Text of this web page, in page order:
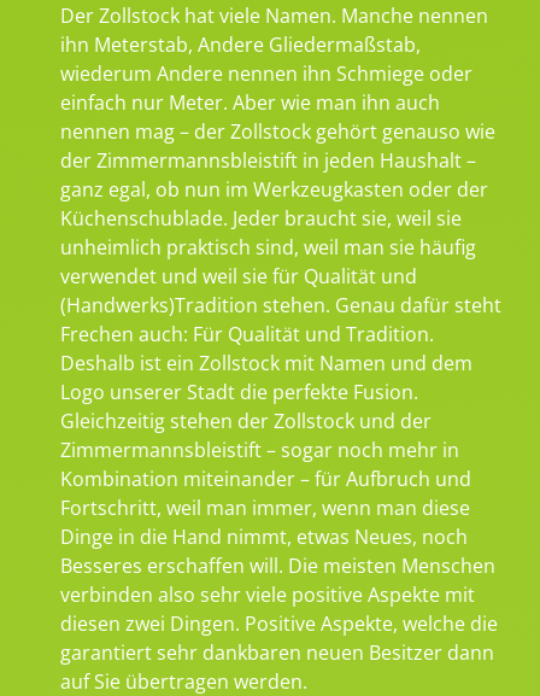
Der Zollstock hat viele Namen. Manche nennen
ihn Meterstab, Andere Gliedermaßstab,
wiederum Andere nennen ihn Schmiege oder
einfach nur Meter. Aber wie man ihn auch
nennen mag – der Zollstock gehört genauso wie
der Zimmermannsbleistift in jeden Haushalt –
ganz egal, ob nun im Werkzeugkasten oder der
Küchenschublade. Jeder braucht sie, weil sie
unheimlich praktisch sind, weil man sie häufig
verwendet und weil sie für Qualität und
(Handwerks)Tradition stehen. Genau dafür steht
Frechen auch: Für Qualität und Tradition.
Deshalb ist ein Zollstock mit Namen und dem
Logo unserer Stadt die perfekte Fusion.
Gleichzeitig stehen der Zollstock und der
Zimmermannsbleistift – sogar noch mehr in
Kombination miteinander – für Aufbruch und
Fortschritt, weil man immer, wenn man diese
Dinge in die Hand nimmt, etwas Neues, noch
Besseres erschaffen will. Die meisten Menschen
verbinden also sehr viele positive Aspekte mit
diesen zwei Dingen. Positive Aspekte, welche die
garantiert sehr dankbaren neuen Besitzer dann
auf Sie übertragen werden.